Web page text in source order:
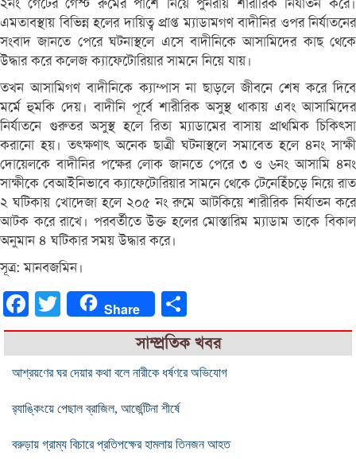
২নং গেটের গেস্ট রুমের পাশে নিয়ে পুনরায় শারীরিক নির্যাতন করে।
এমতাবস্থায় বিভিন্ন হলের দায়িত্ব প্রাপ্ত ম্যাডামগণ বাদীনির ওপর নির্যাতনের
সংবাদ জানতে পেরে ঘটনাস্থলে এসে বাদীনিকে আসামিদের কাছ থেকে
উদ্ধার করে কলেজ ক্যাফেটোরিয়ার সামনে নিয়ে যায়।
তখন আসামিগণ বাদীনিকে ক্যাম্পাস না ছাড়লে জীবনে শেষ করে দিবে
মর্মে হুমকি দেয়। বাদীনি পূর্বে শারীরিক অসুস্থ থাকায় এবং আসামিদের
নির্যাতনে গুরুতর অসুস্থ হলে রিতা ম্যাডামের বাসায় প্রাথমিক চিকিৎসা
করানো হয়। তৎক্ষণাৎ অনেক ছাত্রী ঘটনাস্থলে সমাবেত হলে ৪নং সাক্ষী
দোয়েলকে বাদীনির পক্ষের লোক জানতে পেরে ৩ ও ৬নং আসামি ৪নং
সাক্ষীকে বেআইনিভাবে ক্যাফেটোরিয়ার সামনে থেকে টেনেহিঁচড়ে নিয়ে রাত
২ ঘটিকায় খোদেজা হলে ২০৫ নং রুমে আটকিয়ে শারীরিক নির্যাতন করে
আটক করে রাখে। পরবর্তীতে উক্ত হলের মোস্তারিম ম্যাডাম তাকে বিকাল
অনুমান ৪ ঘটিকার সময় উদ্ধার করে।
সূত্র: মানবজমিন।
FacebookTwitter Share
সাম্প্রতিক খবর
আশ্রয়ণের ঘর দেয়ার কথা বলে নারীকে ধর্ষণরে অভিযোগ
র‍্যাঙ্কিংয়ে পেছাল ব্রাজিল, আর্জেন্টিনা শীর্ষে
বরুড়ায় গ্রাম্য বিচারে প্রতিপক্ষের হামলায় তিনজন আহত